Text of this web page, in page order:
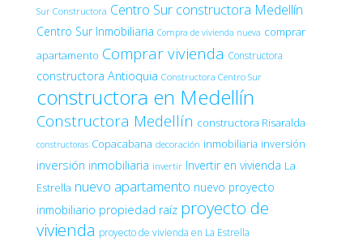
Sur Constructora Centro Sur constructora Medellín
Centro Sur Inmobiliaria Compra de vivienda nueva comprar
apartamento Comprar vivienda Constructora
constructora Antioquia Constructora Centro Sur
constructora en Medellín
Constructora Medellín constructora Risaralda
constructoras Copacabana decoración inmobiliaria inversión
inversión inmobiliaria invertir Invertir en vivienda La
Estrella nuevo apartamento nuevo proyecto
inmobiliario propiedad raíz proyecto de
vivienda proyecto de vivienda en La Estrella